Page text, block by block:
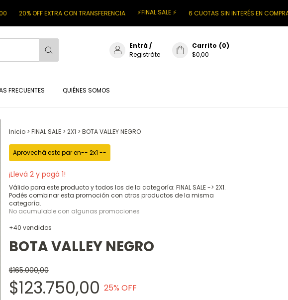
EXTRA CON TRANSFERENCIA ⚡FINAL SALE ⚡ 6 CUOTAS SIN INTERÉS EN COMPRAS +
Entrá/
Registráte
Carrito (0)
$0,00
FRECUENTES QUIÉNES SOMOS
Inicio > FINAL SALE > 2X1 > BOTA VALLEY NEGRO
Aprovechá este par en-- 2x1 --
¡Llevá 2 y pagá 1!
Válido para este producto y todos los de la categoría: FINAL SALE -> 2X1.
Podés combinar esta promoción con otros productos de la misma
categoría.
No acumulable con algunas promociones
+40 vendidos
BOTA VALLEY NEGRO
$165.000,00
$123.750,00 25% OFF